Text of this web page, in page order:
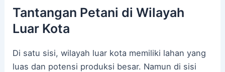
Tantangan Petani di Wilayah
Luar Kota
Di satu sisi, wilayah luar kota memiliki lahan yang
luas dan potensi produksi besar. Namun di sisi